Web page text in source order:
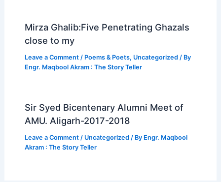
Mirza Ghalib:Five Penetrating Ghazals
close to my
Leave a Comment / Poems & Poets, Uncategorized / By
Engr. Maqbool Akram : The Story Teller
Sir Syed Bicentenary Alumni Meet of
AMU. Aligarh-2017-2018
Leave a Comment / Uncategorized / By Engr. Maqbool
Akram : The Story Teller